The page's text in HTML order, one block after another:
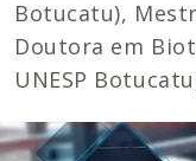
Botucatu),
Doutora em
UNESP